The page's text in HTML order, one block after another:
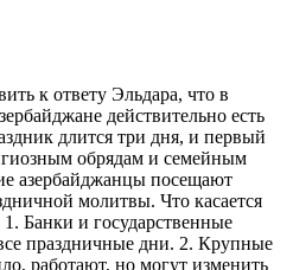
к ответу Эльдара, что в
действительно есть
длится три дня, и первый
обрядам и семейным
азербайджанцы посещают
молитвы. Что касается
Банки и государственные
праздничные дни. 2. Крупные
работают, но могут изменить